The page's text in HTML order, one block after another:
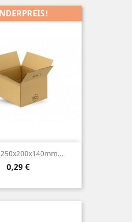
Preis
0,29 €